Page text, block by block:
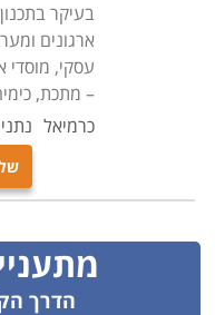
בעיקר
ארגונים
עסקי, מוסדי
– מתכת,
כרמיאל
הדרך